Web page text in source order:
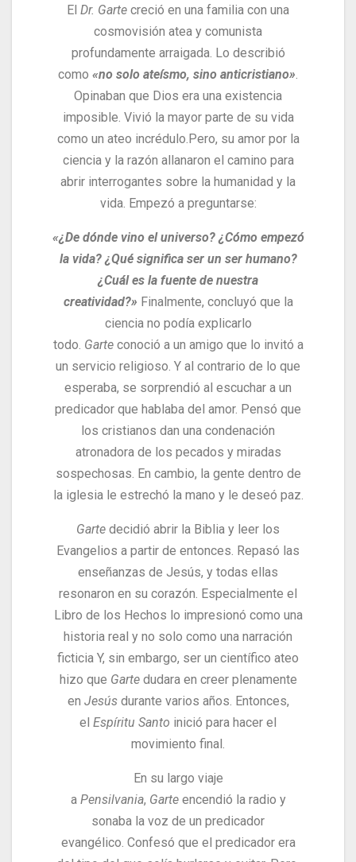
El Dr. Garte creció en una familia con una
cosmovisión atea y comunista
profundamente arraigada. Lo describió
como «no solo ateísmo, sino anticristiano».
Opinaban que Dios era una existencia
imposible. Vivió la mayor parte de su vida
como un ateo incrédulo. Pero, su amor por la
ciencia y la razón allanaron el camino para
abrir interrogantes sobre la humanidad y la
vida. Empezó a preguntarse:
«¿De dónde vino el universo? ¿Cómo empezó
la vida? ¿Qué significa ser un ser humano?
¿Cuál es la fuente de nuestra
creatividad?» Finalmente, concluyó que la
ciencia no podía explicarlo
todo. Garteconoció a un amigo que lo invitó a
un servicio religioso. Y al contrario de lo que
esperaba, se sorprendió al escuchar a un
predicador que hablaba del amor. Pensó que
los cristianos dan una condenación
atronadora de los pecados y miradas
sospechosas. En cambio, la gente dentro de
la iglesia le estrechó la mano y le deseó paz.
Garte decidió abrir la Biblia y leer los
Evangelios a partir de entonces. Repasó las
enseñanzas de Jesús, y todas ellas
resonaron en su corazón. Especialmente el
Libro de los Hechos lo impresionó como una
historia real y no solo como una narración
ficticia Y, sin embargo, ser un científico ateo
hizo que Gartedudara en creer plenamente
en Jesúsdurante varios años. Entonces,
el Espíritu Santo inició para hacer el
movimiento final.
En su largo viaje
aPensilvania, Garteencendió la radio y
sonaba la voz de un predicador
evangélico. Confesó que el predicador era